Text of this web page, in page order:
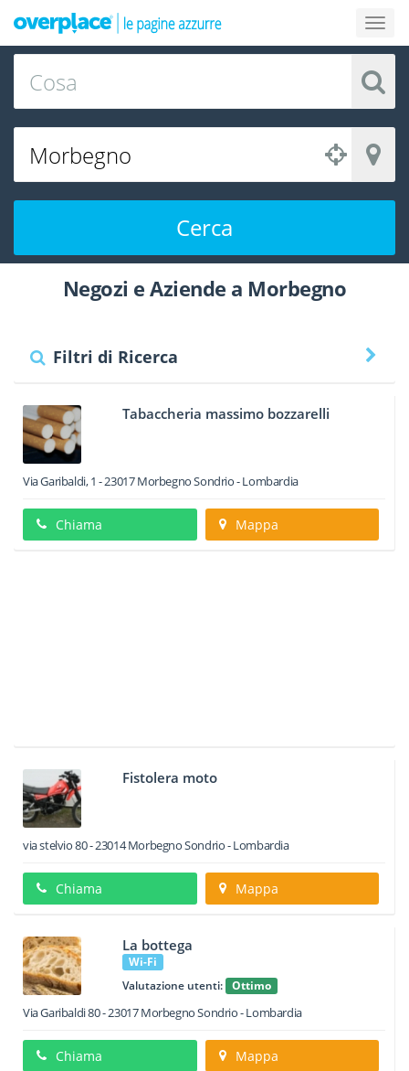
Cerca
Negozi e Aziende a Morbegno
Filtri di Ricerca
Tabaccheria massimo bozzarelli
Via Garibaldi, 1 -23017MorbegnoSondrio -Lombardia
Chiama Mappa
Fistolera moto
via stelvio 80-23014 MorbegnoSondrio -Lombardia
Chiama Mappa
La bottega
Wi-Fi
Valutazione utenti:
Ottimo
Via Garibaldi 80-23017MorbegnoSondrio -Lombardia
Chiama Mappa